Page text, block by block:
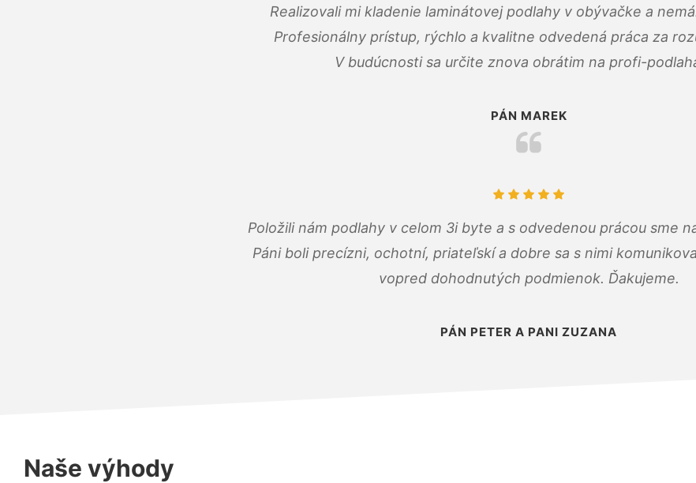
Realizovali mi kladenie laminátovej podlahy v obývačke a
Profesionálny prístup, rýchlo a kvalitne odvedená práca za
V budúcnosti sa určite znova obrátim na profi-
PÁN MAREK
Položili nám podlahy v celom 3i byte a s odvedenou prácou sme
Páni boli precízni, ochotní, priateľskí a dobre sa s nimi
vopred dohodnutých podmienok. Ďakujeme.
PÁN PETER A PANI ZUZANA
Naše výhody